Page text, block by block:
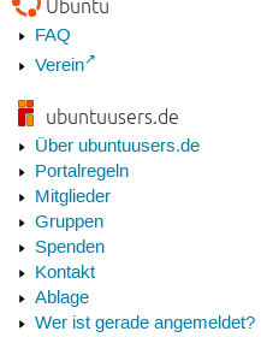
Ubuntu
FAQ
Verein
ubuntuusers.de
Über ubuntuusers.de
Portalregeln
Mitglieder
Gruppen
Spenden
Kontakt
Ablage
Wer ist gerade angemeldet?